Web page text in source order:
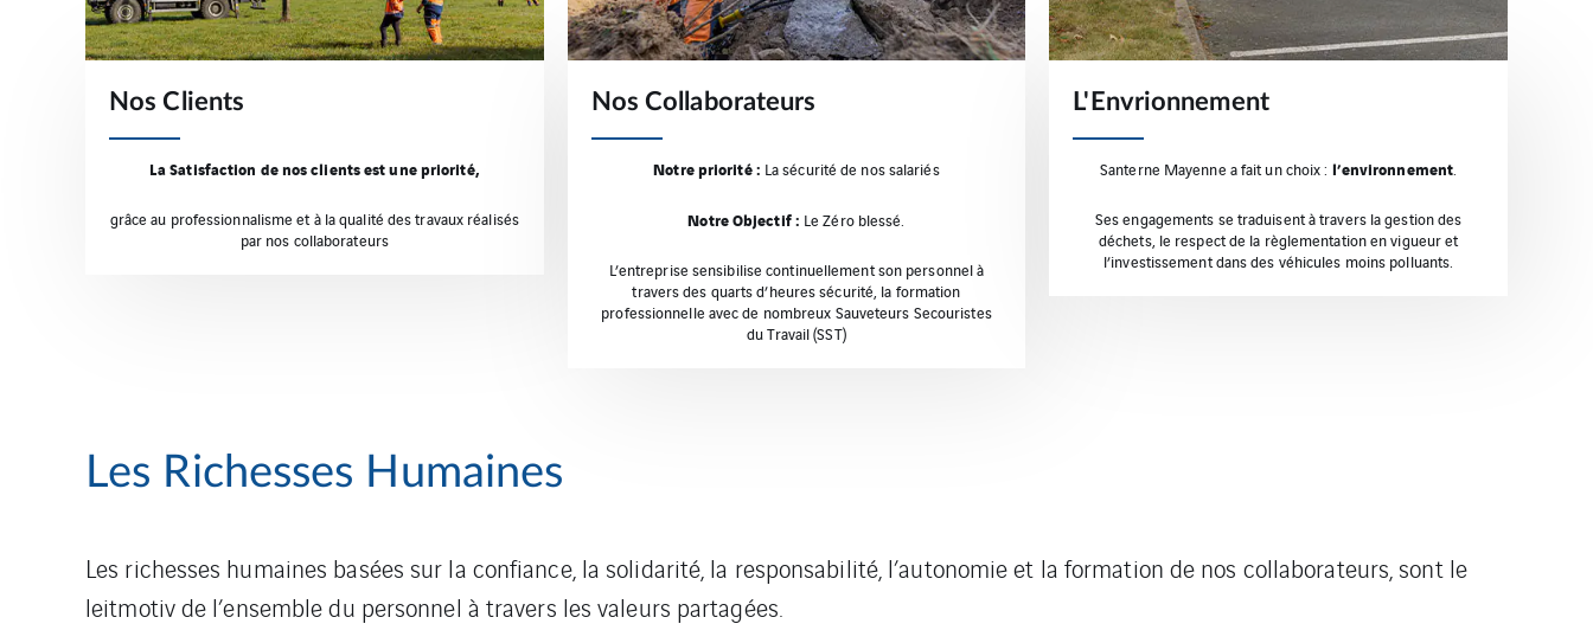
Nos Clients
La Satisfaction de nos clients est une priorité,
grâce au professionnalisme et à la qualité des travaux réalisés
par nos collaborateurs
Nos Collaborateurs
Notre priorité : La sécurité de nos salariés
Notre Objectif : Le Zéro blessé.
L’entreprise sensibilise continuellement son personnel à
travers des quarts d’heures sécurité, la formation
professionnelle avec de nombreux Sauveteurs Secouristes
du Travail (SST)
L'Envrionnement
Santerne Mayenne a fait un choix : l’environnement.
Ses engagements se traduisent à travers la gestion des
déchets, le respect de la règlementation en vigueur et
l’investissement dans des véhicules moins polluants.
Les Richesses Humaines
Les richesses humaines basées sur la confiance, la solidarité, la responsabilité, l’autonomie et la formation de nos collaborateurs, sont le
leitmotiv de l’ensemble du personnel à travers les valeurs partagées.